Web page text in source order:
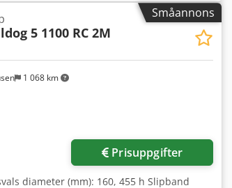
Småannons
1 068 km
5 1100 RC 2M
Prisuppgifter
diameter (mm): 160, 455 h Slipband